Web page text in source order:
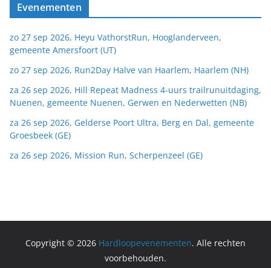
Evenementen
zo 27 sep 2026, Heyu VathorstRun, Hooglanderveen,
gemeente Amersfoort (UT)
zo 27 sep 2026, Run2Day Halve van Haarlem, Haarlem (NH)
za 26 sep 2026, Hill Repeat Madness 4-uurs trailrunuitdaging,
Nuenen, gemeente Nuenen, Gerwen en Nederwetten (NB)
za 26 sep 2026, Gelderse Poort Ultra, Berg en Dal, gemeente
Groesbeek (GE)
za 26 sep 2026, Mission Run, Scherpenzeel (GE)
Copyright © 2026 Hardloopevenementen. Alle rechten
voorbehouden.